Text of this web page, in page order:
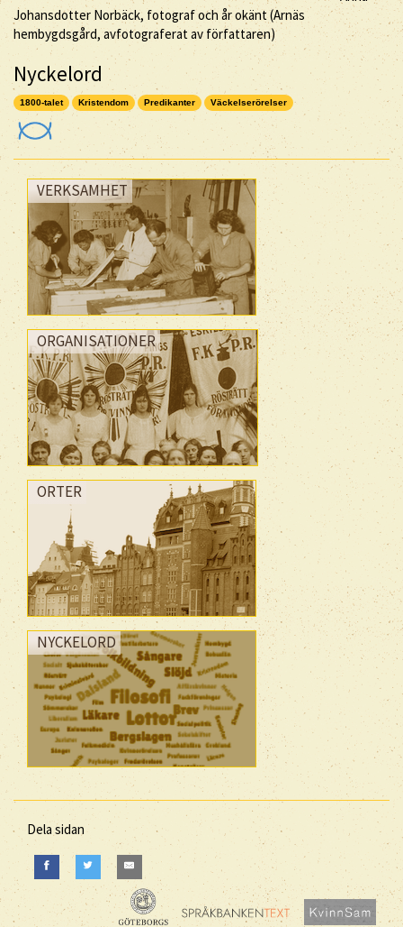
Johansdotter Norbäck, fotograf och år okänt (Arnäs
hembygdsgård, avfotograferat av författaren)
Nyckelord
1800-talet Kristendom Predikanter Väckelserörelser
VERKSAMHET
ORGANISATIONER
ORTER
NYCKELORD
Dela sidan